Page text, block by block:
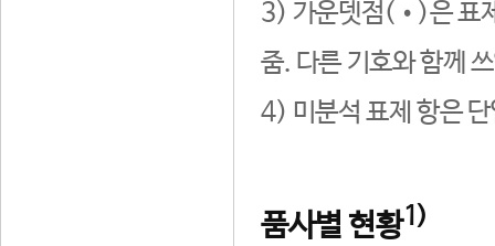
3) 가운뎃점(•)은 표
줌. 다른 기호와 함께
4) 미분석 표제 항은
품사별 현황1)